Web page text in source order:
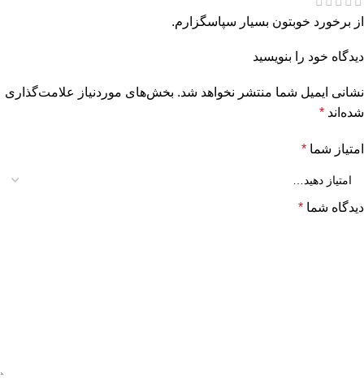
از برخورد خوبتون بسیار سپاسگزارم.
دیدگاه خود را بنویسید
نشانی ایمیل شما منتشر نخواهد شد. بخش‌های موردنیاز علامت‌گذاری
شده‌اند *
امتیاز شما *
دیدگاه شما *